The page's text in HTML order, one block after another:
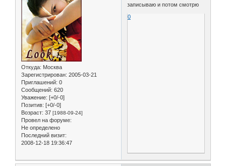
Откуда: Москва
Зарегистрирован: 2005-03-21
Приглашений: 0
Сообщений: 620
Уважение: [+0/-0]
Позитив: [+0/-0]
Возраст: 37 [1988-09-24]
Провел на форуме:
Не определено
Последний визит:
2008-12-18 19:36:47
записываю и потом смотрю
0